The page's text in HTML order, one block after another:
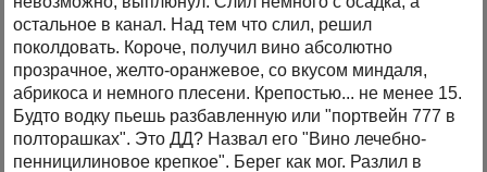
остальное в канал. Над тем что слил, решил
поколдовать. Короче, получил вино абсолютно
прозрачное, желто-оранжевое, со вкусом миндаля,
абрикоса и немного плесени. Крепостью... не менее 15.
Будто водку пьешь разбавленную или "портвейн 777 в
полторашках". Это ДД? Назвал его "Вино лечебно-
пенницилиновое крепкое". Берег как мог. Разлил в